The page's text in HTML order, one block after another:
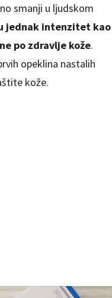
smanji u ljudskom
jednak intenzitet kao
po zdravlje kože.
opeklina nastalih
kože.